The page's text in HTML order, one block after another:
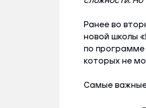
Ранее во
новой школы
по программе
которых не
Самые